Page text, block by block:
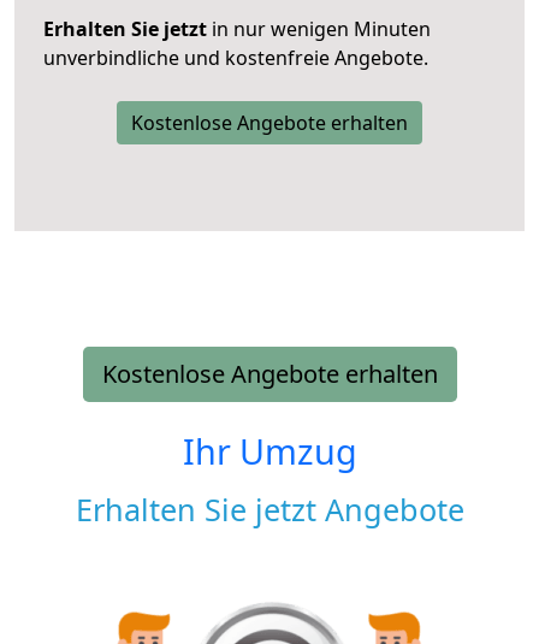
Erhalten Sie jetzt in nur wenigen Minuten
unverbindliche und kostenfreie Angebote.
Kostenlose Angebote erhalten
Kostenlose Angebote erhalten
Ihr Umzug
Erhalten Sie jetzt Angebote